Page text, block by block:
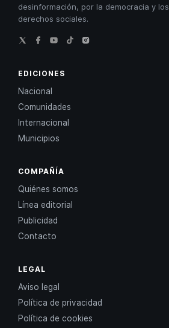
desinformación, por la democracia y los
derechos sociales.
EDICIONES
Nacional
Comunidades
Internacional
Municipios
COMPAÑÍA
Quiénes somos
Línea editorial
Publicidad
Contacto
LEGAL
Aviso legal
Política de privacidad
Política de cookies